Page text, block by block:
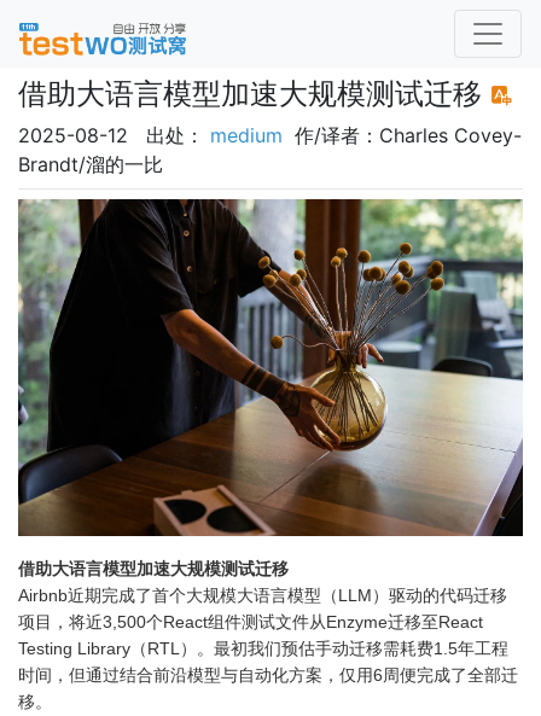
借助大语言模型加速大规模测试迁移
2025-08-12 出处： medium 作/译者：Charles Covey-
Brandt/溜的一比
借助大语言模型加速大规模测试迁移
Airbnb近期完成了首个大规模大语言模型（LLM）驱动的代码迁移
项目，将近3,500个React组件测试文件从Enzyme迁移至React
Testing Library（RTL）。最初我们预估手动迁移需耗费1.5年工程
时间，但通过结合前沿模型与自动化方案，仅用6周便完成了全部迁
移。